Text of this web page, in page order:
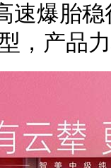
速爆胎
，产品